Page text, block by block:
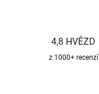
4,8 HVĚZD
z 1000+ recenzí